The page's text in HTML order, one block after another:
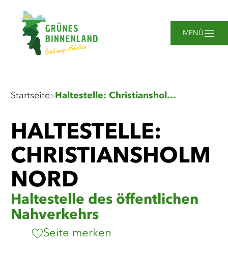
MENÜ
Sie
sind
Startseite Haltestelle: Christiansholm Nord
HALTESTELLE:
CHRISTIANSHOLM
NORD
Haltestelle des öffentlichen
Nahverkehrs
Seite merken